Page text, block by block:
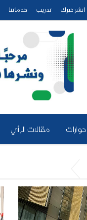
انشر خبرك تدريب خدماتنا
حوارات مقالات الرأي